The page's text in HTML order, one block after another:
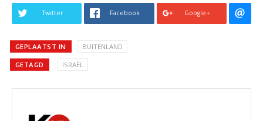
Twitter Facebook Google+
GEPLAATST IN BUITENLAND
GETAGD ISRAËL